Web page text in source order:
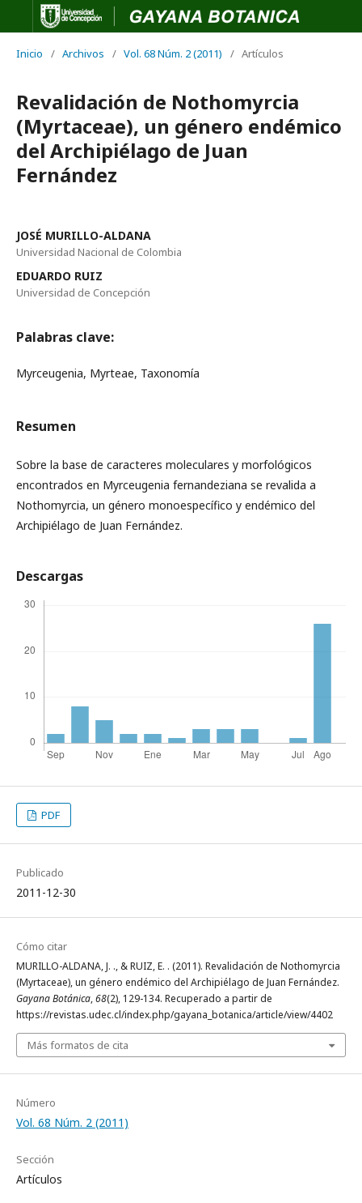
Inicio / Archivos / Vol. 68 Núm. 2 (2011) / Artículos
Revalidación de Nothomyrcia
(Myrtaceae), un género endémico
del Archipiélago de Juan
Fernández
JOSÉ MURILLO-ALDANA
Universidad Nacional de Colombia
EDUARDO RUIZ
Universidad de Concepción
Palabras clave:
Myrceugenia, Myrteae, Taxonomía
Resumen
Sobre la base de caracteres moleculares y morfológicos
encontrados en Myrceugenia fernandeziana se revalida a
Nothomyrcia, un género monoespecífico y endémico del
Archipiélago de Juan Fernández.
Descargas
PDF
Publicado
2011-12-30
Cómo citar
MURILLO-ALDANA, J. ., & RUIZ, E. . (2011). Revalidación de Nothomyrcia
(Myrtaceae), un género endémico del Archipiélago de Juan Fernández.
Gayana Botánica,68(2), 129-134. Recuperado a partir de
https://revistas.udec.cl/index.php/gayana_botanica/article/view/4402
Más formatos de cita
Número
Vol. 68 Núm. 2 (2011)
Sección
Artículos